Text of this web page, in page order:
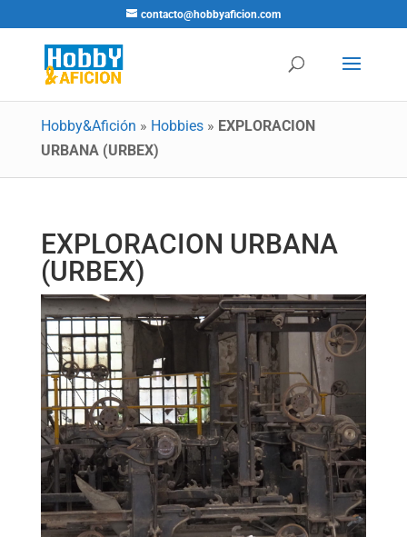
contacto@hobbyaficion.com
Hobby&Afición » Hobbies» EXPLORACION
URBANA (URBEX)
EXPLORACION URBANA
(URBEX)